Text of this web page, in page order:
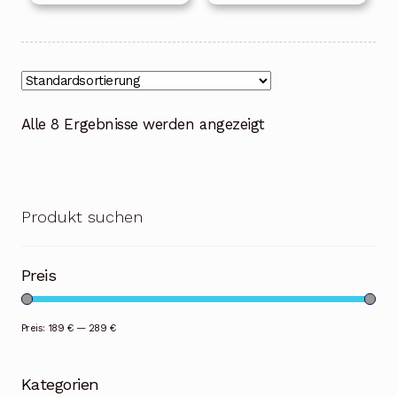
Alle 8 Ergebnisse werden angezeigt
Produkt suchen
Preis
Preis: 189 €— 289 €
Kategorien